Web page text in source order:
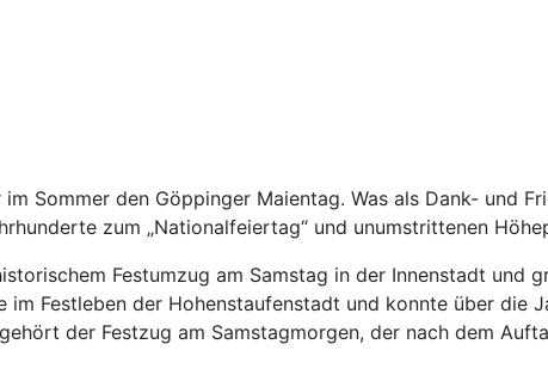
Sommer den Göppinger Maientag. Was als Dank- und
zum „Nationalfeiertag“ und unumstrittenen
Festumzug am Samstag in der Innenstadt und
Festleben der Hohenstaufenstadt und konnte über die
der Festzug am Samstagmorgen, der nach dem